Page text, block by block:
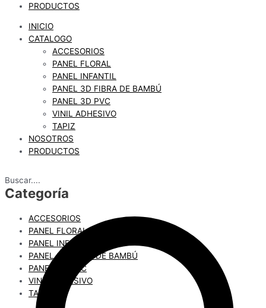
PRODUCTOS
INICIO
CATALOGO
ACCESORIOS
PANEL FLORAL
PANEL INFANTIL
PANEL 3D FIBRA DE BAMBÚ
PANEL 3D PVC
VINIL ADHESIVO
TAPIZ
NOSOTROS
PRODUCTOS
Buscar....
Categoría
ACCESORIOS
PANEL FLORAL
PANEL INFANTIL
PANEL 3D FIBRA DE BAMBÚ
PANEL 3D PVC
VINIL ADHESIVO
TAPIZ